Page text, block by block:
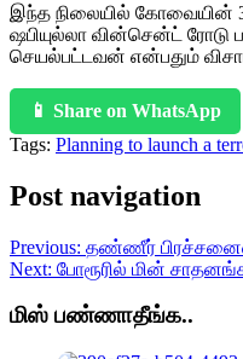
இந்த நிலையில் கோவையின் 3
ஷபியுல்லா வின்சென்ட்
செயல்பட்டவன் என்பதும்
📱 Share on WhatsApp
Tags: Planning to launch a
Post navigation
Previous: தண்ணீர்
Next: போரூரில் மின்
மிஸ் பண்ணாதீங்க..